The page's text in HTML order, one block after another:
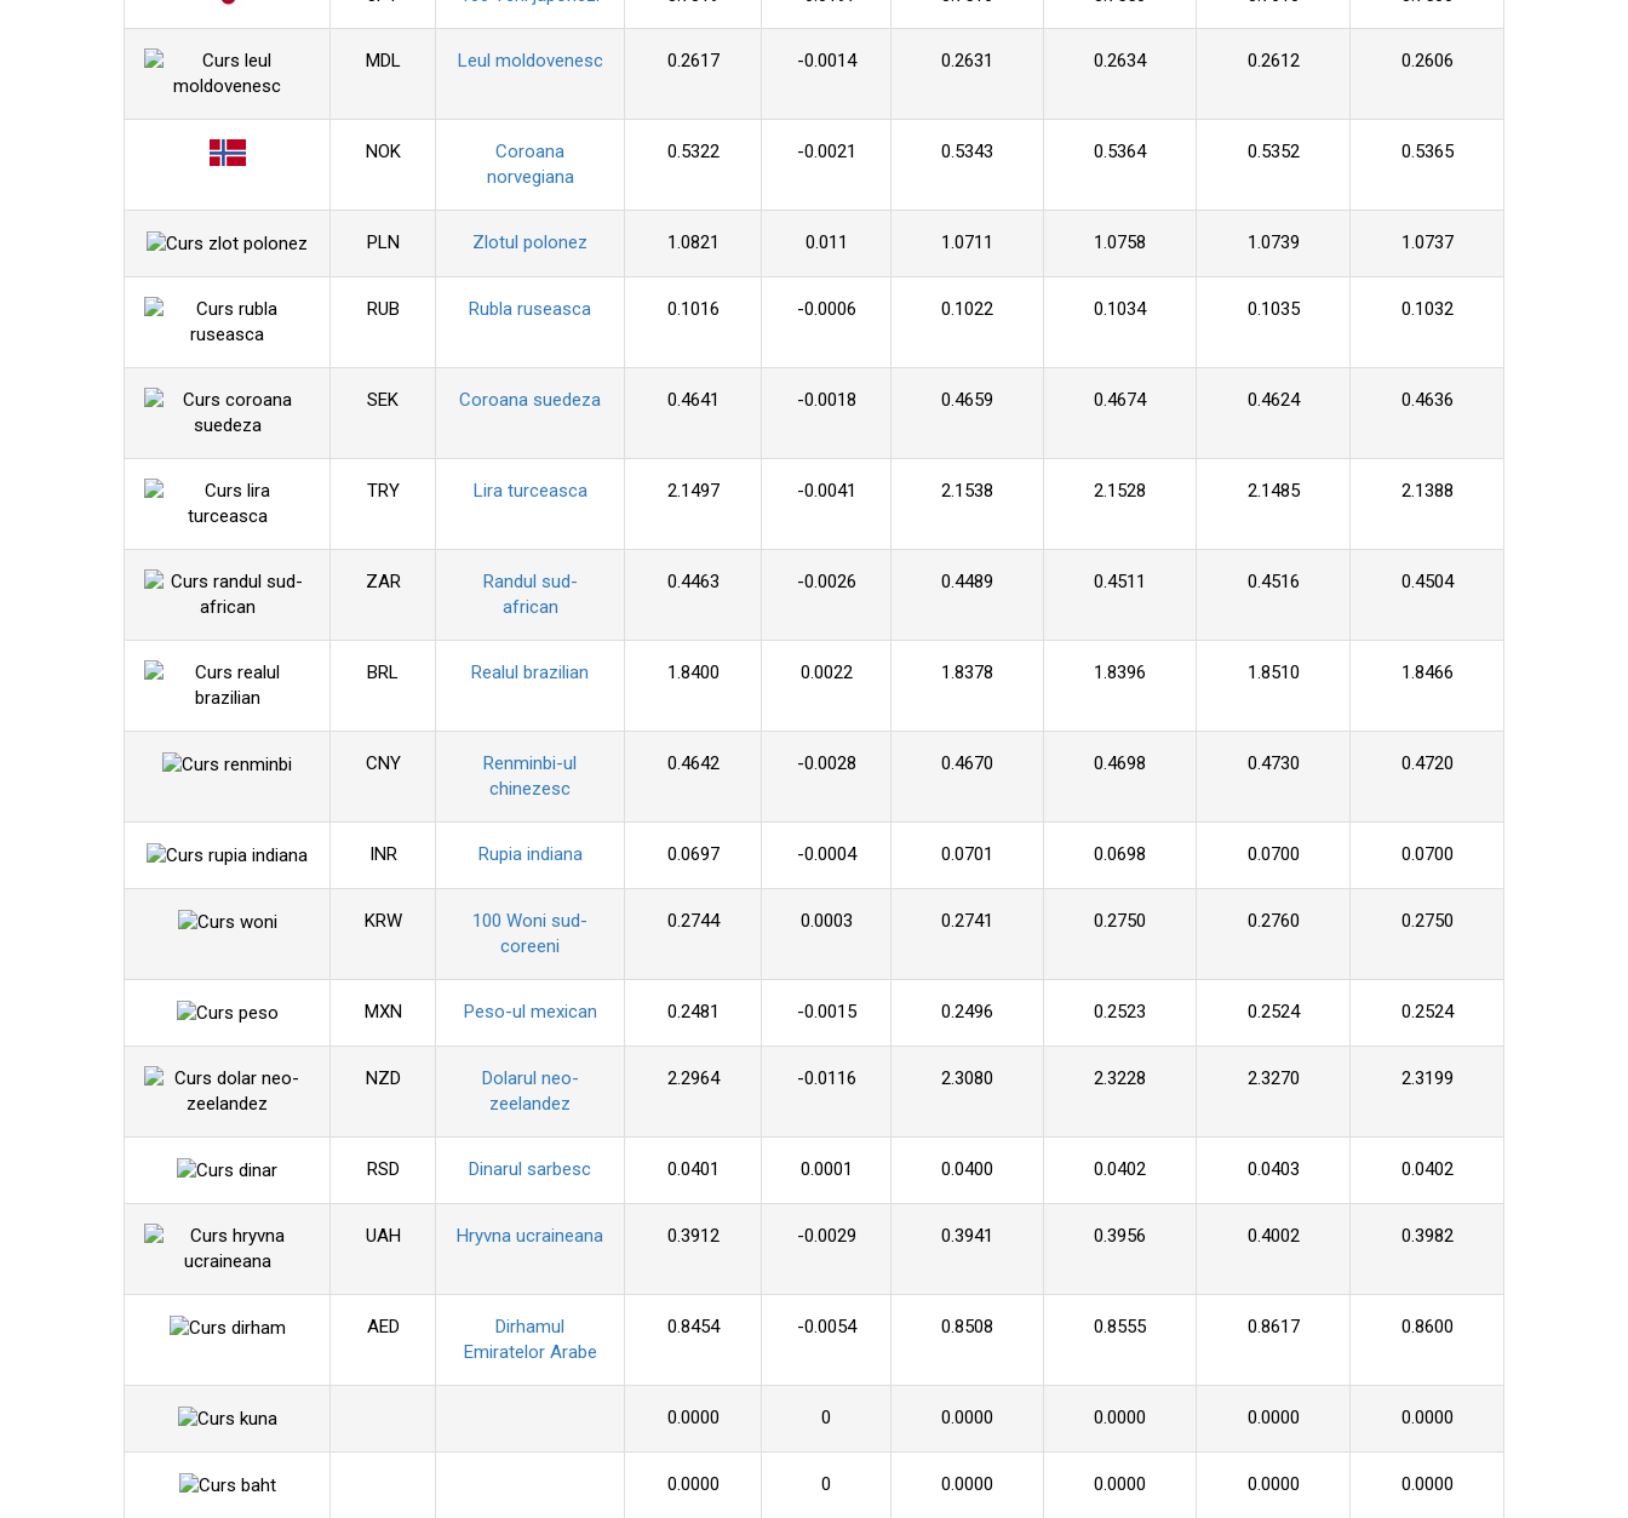
MDL Leul moldovenesc 0.2617 -0.0014 0.2631 0.2634 0.2612 0.2606
NOK
Coroana
norvegiana
0.5322 -0.0021 0.5343 0.5364 0.5352 0.5365
PLN Zlotul polonez 1.0821 0.011 1.0711 1.0758 1.0739 1.0737
RUB Rubla ruseasca 0.1016 -0.0006 0.1022 0.1034 0.1035 0.1032
SEK Coroana suedeza 0.4641 -0.0018 0.4659 0.4674 0.4624 0.4636
TRY Lira turceasca 2.1497 -0.0041 2.1538 2.1528 2.1485 2.1388
ZAR
Randul sud-
african
0.4463 -0.0026 0.4489 0.4511 0.4516 0.4504
BRL Realul brazilian 1.8400 0.0022 1.8378 1.8396 1.8510 1.8466
CNY
Renminbi-ul
chinezesc
0.4642 -0.0028 0.4670 0.4698 0.4730 0.4720
INR Rupia indiana 0.0697 -0.0004 0.0701 0.0698 0.0700 0.0700
KRW
100 Woni sud-
coreeni
0.2744 0.0003 0.2741 0.2750 0.2760 0.2750
MXN Peso-ul mexican 0.2481 -0.0015 0.2496 0.2523 0.2524 0.2524
NZD
Dolarul neo-
zeelandez
2.2964 -0.0116 2.3080 2.3228 2.3270 2.3199
RSD Dinarul sarbesc 0.0401 0.0001 0.0400 0.0402 0.0403 0.0402
UAH Hryvna ucraineana 0.3912 -0.0029 0.3941 0.3956 0.4002 0.3982
AED
Dirhamul
Emiratelor Arabe
0.8454 -0.0054 0.8508 0.8555 0.8617 0.8600
0.0000 0 0.0000 0.0000 0.0000 0.0000
0.0000 0 0.0000 0.0000 0.0000 0.0000